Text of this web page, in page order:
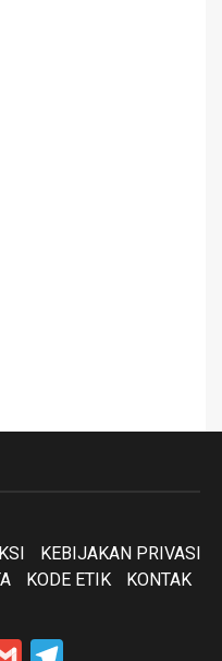
KEBIJAKAN PRIVASI
KODE ETIK KONTAK
Gmail